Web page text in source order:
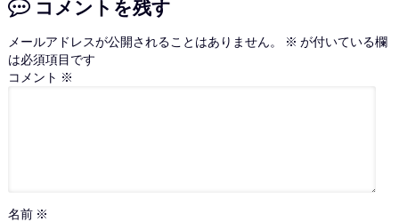
コメントを残す
メールアドレスが公開されることはありません。 ※ が付いている欄
は必須項目です
コメント ※
名前 ※